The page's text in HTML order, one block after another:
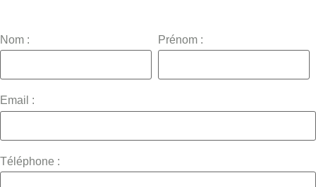
Nom : Prénom :
Email :
Téléphone :